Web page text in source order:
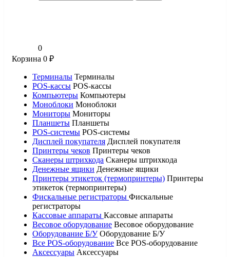
0
Корзина 0 ₽
Терминалы Терминалы
POS-кассы POS-кассы
Компьютеры Компьютеры
Моноблоки Моноблоки
Мониторы Мониторы
Планшеты Планшеты
POS-системы POS-системы
Дисплей покупателя Дисплей покупателя
Принтеры чеков Принтеры чеков
Сканеры штрихкода Сканеры штрихкода
Денежные ящики Денежные ящики
Принтеры этикеток (термопринтеры) Принтеры
этикеток (термопринтеры)
Фискальные регистраторы Фискальные
регистраторы
Кассовые аппараты Кассовые аппараты
Весовое оборудование Весовое оборудование
Оборудование Б/У Оборудование Б/У
Все POS-оборудование Все POS-оборудование
Аксессуары Аксессуары